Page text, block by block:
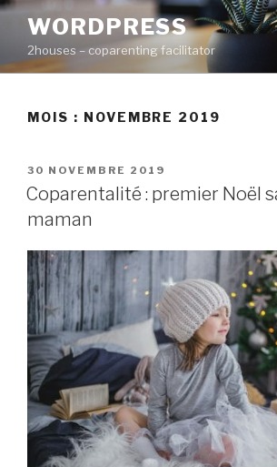
Aller
contenu
principal
WORDPRESS
2houses – coparenting facilitator
MOIS : NOVEMBRE 2019
PUBLIÉ
LE
30 NOVEMBRE 2019
Coparentalité : premier Noël
maman